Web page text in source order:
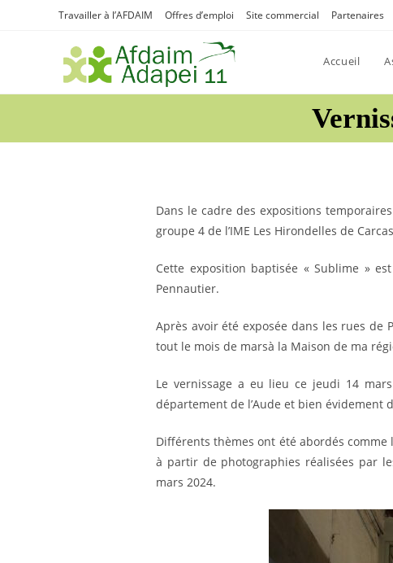
Travailler à l’AFDAIM Offres d’emploi Site commercial Partenaires
Accueil
Dans le cadre des expositions
groupe 4 de l’IME Les Hirondelles de
Cette exposition baptisée « Sublime »
Pennautier.
Après avoir été exposée dans les rues de
tout le mois de marsà la Maison de ma
Le vernissage a eu lieu ce jeudi 14 mars
département de l’Aude et bien évidement
Différents thèmes ont été abordés comme
à partir de photographies réalisées par
mars 2024.